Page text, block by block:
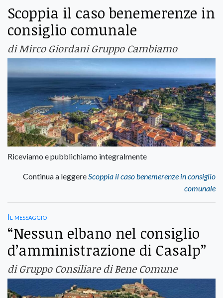
Scoppia il caso benemerenze in
consiglio comunale
di Mirco Giordani Gruppo Cambiamo
Riceviamo e pubblichiamo integralmente
Continua a leggereScoppia il caso benemerenze in consiglio
comunale
Il messaggio
“Nessun elbano nel consiglio
d’amministrazione di Casalp”
di Gruppo Consiliare di Bene Comune